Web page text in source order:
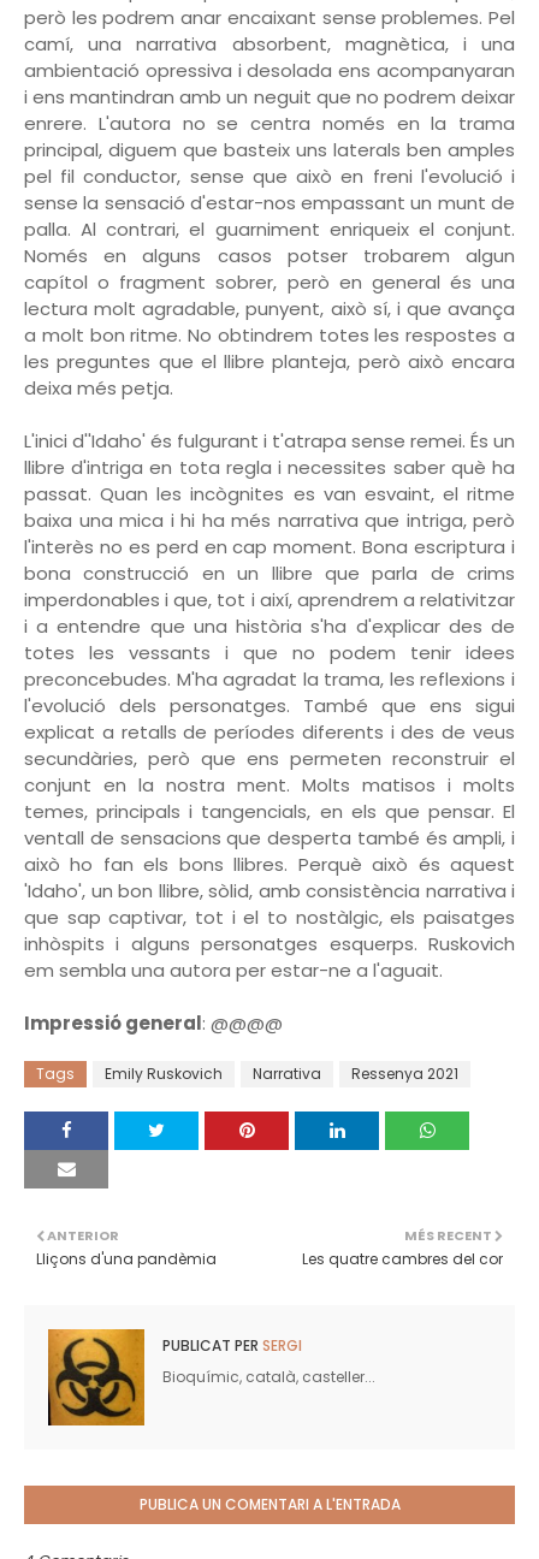
però les podrem anar encaixant sense problemes. Pel
camí, una narrativa absorbent, magnètica, i una
ambientació opressiva i desolada ens acompanyaran
i ens mantindran amb un neguit que no podrem deixar
enrere. L'autora no se centra només en la trama
principal, diguem que basteix uns laterals ben amples
pel fil conductor, sense que això en freni l'evolució i
sense la sensació d'estar-nos empassant un munt de
palla. Al contrari, el guarniment enriqueix el conjunt.
Només en alguns casos potser trobarem algun
capítol o fragment sobrer, però en general és una
lectura molt agradable, punyent, això sí, i que avança
a molt bon ritme. No obtindrem totes les respostes a
les preguntes que el llibre planteja, però això encara
deixa més petja.
L'inici d''Idaho' és fulgurant i t'atrapa sense remei. És un
llibre d'intriga en tota regla i necessites saber què ha
passat. Quan les incògnites es van esvaint, el ritme
baixa una mica i hi ha més narrativa que intriga, però
l'interès no es perd en cap moment. Bona escriptura i
bona construcció en un llibre que parla de crims
imperdonables i que, tot i així, aprendrem a relativitzar
i a entendre que una història s'ha d'explicar des de
totes les vessants i que no podem tenir idees
preconcebudes. M'ha agradat la trama, les reflexions i
l'evolució dels personatges. També que ens sigui
explicat a retalls de períodes diferents i des de veus
secundàries, però que ens permeten reconstruir el
conjunt en la nostra ment. Molts matisos i molts
temes, principals i tangencials, en els que pensar. El
ventall de sensacions que desperta també és ampli, i
això ho fan els bons llibres. Perquè això és aquest
'Idaho', un bon llibre, sòlid, amb consistència narrativa i
que sap captivar, tot i el to nostàlgic, els paisatges
inhòspits i alguns personatges esquerps. Ruskovich
em sembla una autora per estar-ne a l'aguait.
Impressió general: @@@@
Tags Emily Ruskovich Narrativa Ressenya 2021
MÉS RECENT
Les quatre cambres del cor
ANTERIOR
Lliçons d'una pandèmia
PUBLICAT PER SERGI
Bioquímic, català, casteller...
PUBLICA UN COMENTARI A L'ENTRADA